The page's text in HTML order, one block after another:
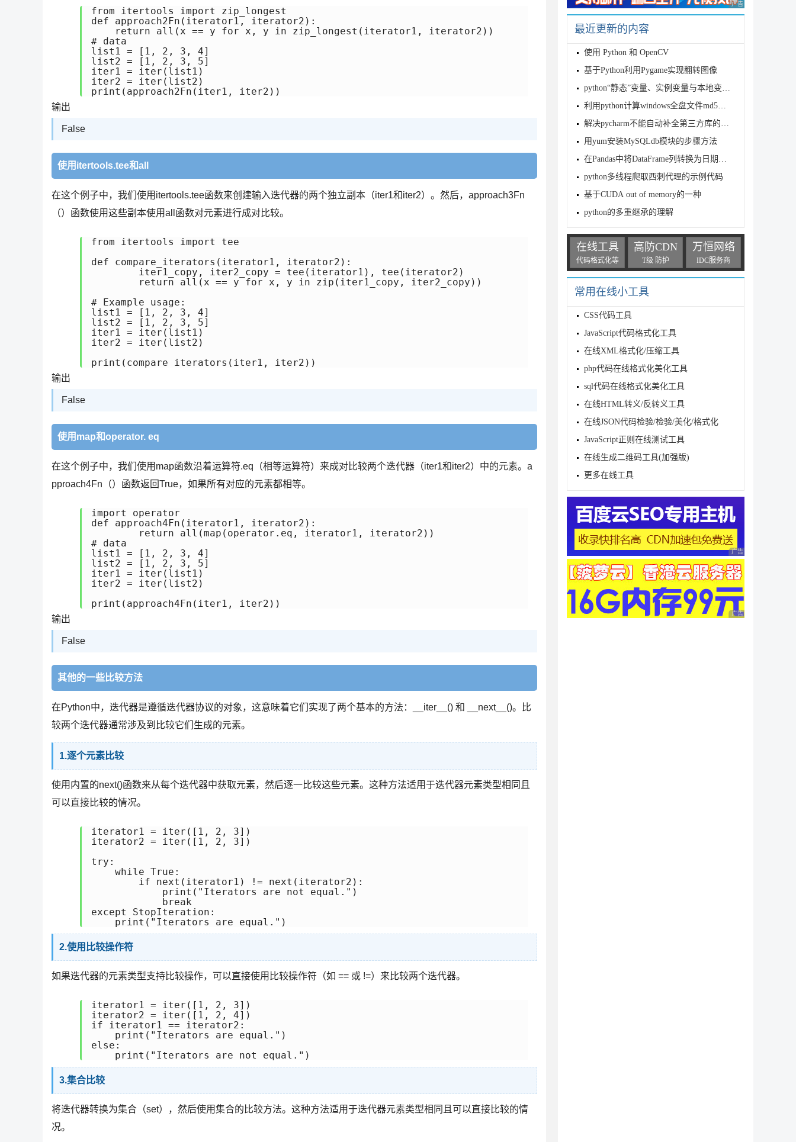
from itertools import zip_longest
def approach2Fn(iterator1, iterator2):
    return all(x == y for x, y in zip_longest(iterator1, iterator2))
# data
list1 = [1, 2, 3, 4]
list2 = [1, 2, 3, 5]
iter1 = iter(list1)
iter2 = iter(list2)
print(approach2Fn(iter1, iter2))
输出
False
使用itertools.tee和all
在这个例子中，我们使用itertools.tee函数来创建输入迭代器的两个独立副本（iter1和iter2）。然后，approach3Fn
（）函数使用这些副本使用all函数对元素进行成对比较。
from itertools import tee
def compare_iterators(iterator1, iterator2):
# Example usage:
list1 = [1, 2, 3, 4]
list2 = [1, 2, 3, 5]
iter1 = iter(list1)
iter2 = iter(list2)
输出
False
使用map和operator. eq
在这个例子中，我们使用map函数沿着运算符.eq（相等运算符）来成对比较两个迭代器（iter1和iter2）中的元素。a
pproach4Fn（）函数返回True，如果所有对应的元素都相等。
import operator
def approach4Fn(iterator1, iterator2):
# data
list1 = [1, 2, 3, 4]
list2 = [1, 2, 3, 5]
iter1 = iter(list1)
iter2 = iter(list2)
print(approach4Fn(iter1, iter2))
输出
False
其他的一些比较方法
在Python中，迭代器是遵循迭代器协议的对象，这意味着它们实现了两个基本的方法：__iter__() 和 __next__()。比
较两个迭代器通常涉及到比较它们生成的元素。
1.逐个元素比较
使用内置的next()函数来从每个迭代器中获取元素，然后逐一比较这些元素。这种方法适用于迭代器元素类型相同且
可以直接比较的情况。
iterator1 = iter([1, 2, 3])
iterator2 = iter([1, 2, 3])
try:
    while True:
        if next(iterator1) != next(iterator2):
            print("Iterators are not equal.")
            break
except StopIteration:
2.使用比较操作符
如果迭代器的元素类型支持比较操作，可以直接使用比较操作符（如 == 或 !=）来比较两个迭代器。
iterator1 = iter([1, 2, 3])
iterator2 = iter([1, 2, 4])
if iterator1 == iterator2:
    print("Iterators are equal.")
else:
3.集合比较
将迭代器转换为集合（set），然后使用集合的比较方法。这种方法适用于迭代器元素类型相同且可以直接比较的情
况。
广告 商业广告，理性
最近更新的内容
使用 Python 和 OpenCV
基于Python利用Pygame实现翻转图像
python“静态”变量、实例变量与本地变量的声明示例
利用python计算windows全盘文件md5值的脚本
解决pycharm不能自动补全第三方库的函数和属性问题
用yum安装MySQLdb模块的步骤方法
在Pandas中将DataFrame列转换为日期时间的详细步骤
python多线程爬取西刺代理的示例代码
基于CUDA out of memory的一种
python的多重继承的理解
在线工具
代码格式化等
高防CDN
T级 防护
万恒网络
IDC服务商
常用在线小工具
CSS代码工具
JavaScript代码格式化工具
在线XML格式化/压缩工具
php代码在线格式化美化工具
sql代码在线格式化美化工具
在线HTML转义/反转义工具
在线JSON代码检验/检验/美化/格式化
JavaScript正则在线测试工具
在线生成二维码工具(加强版)
更多在线工具
广告 商业广告，理性
广告 商业广告，理性